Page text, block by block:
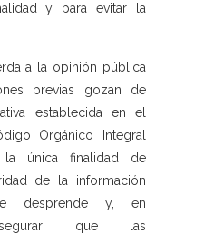
y para evitar la
a la opinión pública
previas gozan de
establecida en el
Orgánico Integral
la única finalidad de
de la información
desprende y, en
que las